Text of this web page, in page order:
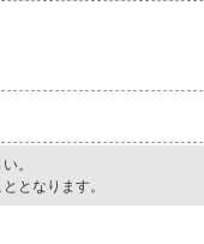
。
となります。